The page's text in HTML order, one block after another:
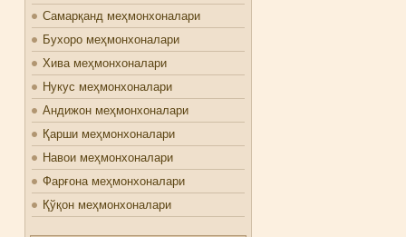
Самарқанд меҳмонхоналари
Бухоро меҳмонхоналари
Хива меҳмонхоналари
Нукус меҳмонхоналари
Андижон меҳмонхоналари
Қарши меҳмонхоналари
Навои меҳмонхоналари
Фарғона меҳмонхоналари
Қўқон меҳмонхоналари